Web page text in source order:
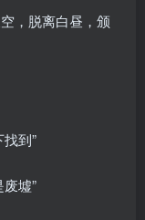
，脱离白昼，颁
到”
墟”